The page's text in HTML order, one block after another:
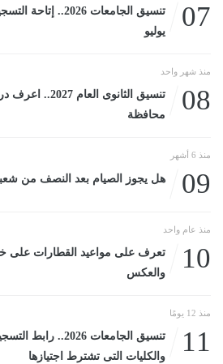
07
يوليو
منذ شهر واحد
08
محافظة
منذ 6 أشهر
09 هل يجوز الصيام بعد النصف من
منذ عام واحد
10
تعرف على مواعيد القطارات على
والعكس
منذ 12 يومًا
11
تنسيق الجامعات
والكليات التى تشترط اجتيازها